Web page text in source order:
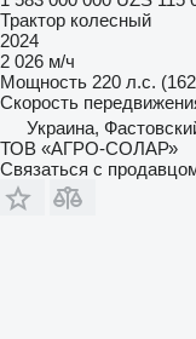
Трактор колесный
2024
2 026 м/ч
Мощность 220 л.с.
Скорость
Украина,
ТОВ «АГРО-СОЛАР»
Связаться с